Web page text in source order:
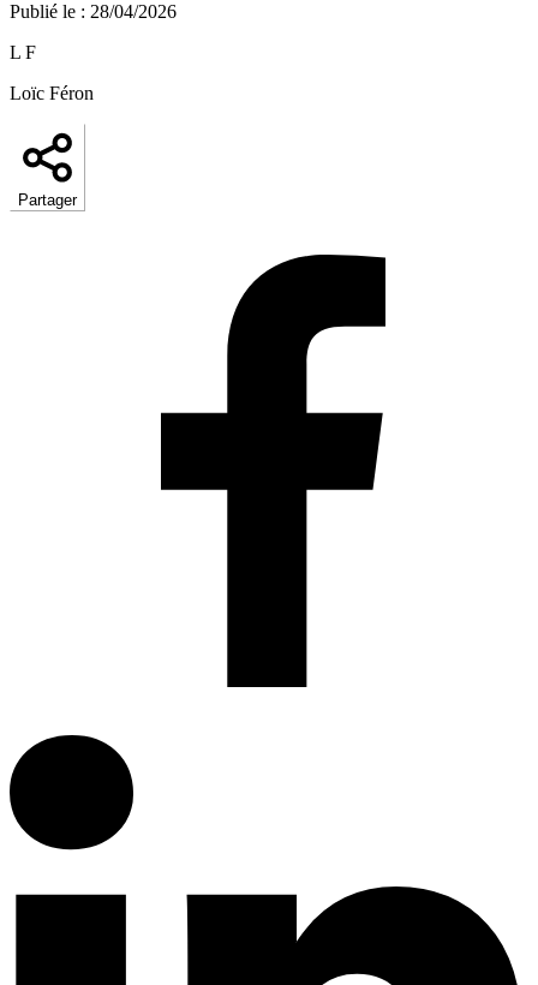
Publié le : 28/04/2026
L F
Loïc Féron
Partager